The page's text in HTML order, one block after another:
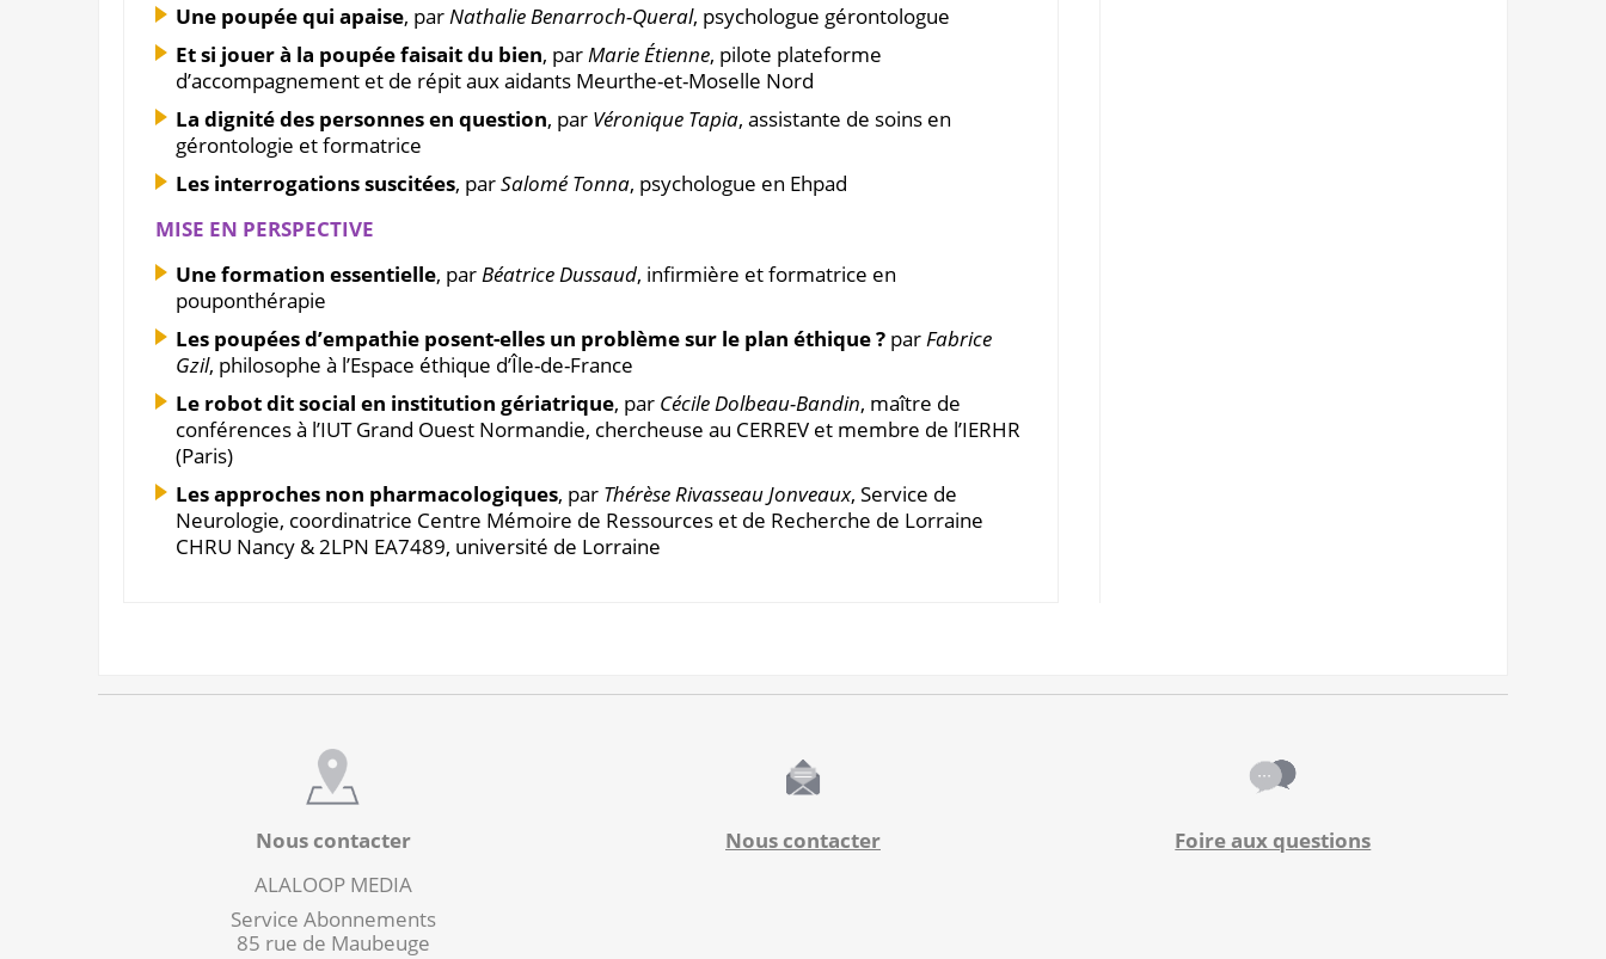
Une poupée qui apaise, parNathalie Benarroch-Queral, psychologue gérontologue
Et si jouer à la poupée faisait du bien, parMarie Étienne, pilote plateforme
d’accompagnement et de répit aux aidants Meurthe-et-Moselle Nord
La dignité des personnes en question, par Véronique Tapia, assistante de soins en
gérontologie et formatrice
Les interrogations suscitées, parSalomé Tonna, psychologue en Ehpad
MISE EN PERSPECTIVE
Une formation essentielle, parBéatrice Dussaud, infirmière et formatrice en
pouponthérapie
Les poupées d’empathie posent-elles un problème sur le plan éthique ?parFabrice
Gzil, philosophe à l’Espace éthique d’Île-de-France
Le robot dit social en institution gériatrique, par Cécile Dolbeau-Bandin, maître de
conférences à l’IUT Grand Ouest Normandie, chercheuse au CERREV et membre de l’IERHR
(Paris)
Les approches non pharmacologiques, par Thérèse Rivasseau Jonveaux, Service de
Neurologie, coordinatrice Centre Mémoire de Ressources et de Recherche de Lorraine
CHRU Nancy & 2LPN EA7489, université de Lorraine
Nous contacter
ALALOOP MEDIA
Service Abonnements
85 rue de Maubeuge
Nous contacter Foire aux questions